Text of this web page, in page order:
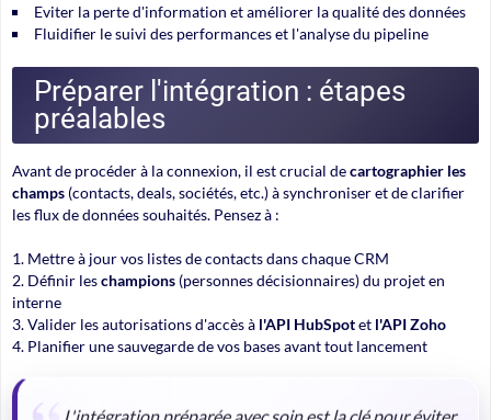
Eviter la perte d'information et améliorer laqualité des données
Fluidifier le suivi des performances et l'analyse du pipeline
Préparer l'intégration : étapes
préalables
Avant de procéder à la connexion, il est crucial decartographier les
champs (contacts, deals, sociétés, etc.) à synchroniser et de clarifier
les flux de données souhaités. Pensez à :
Mettre à jour vos listes de contacts dans chaque CRM
Définir leschampions (personnes décisionnaires) du projet en
interne
Valider les autorisations d'accès à l'API HubSpotet l'API Zoho
Planifier une sauvegarde de vos bases avant tout lancement
L'intégration préparée avec soin est la clé pour éviter